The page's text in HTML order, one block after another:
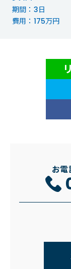
期間 ： 3日
費用 ： 175万円
お電